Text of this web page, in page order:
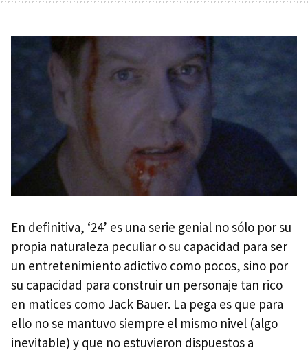
En definitiva, ‘24’ es una serie genial no sólo por su
propia naturaleza peculiar o su capacidad para ser
un entretenimiento adictivo como pocos, sino por
su capacidad para construir un personaje tan rico
en matices como Jack Bauer. La pega es que para
ello no se mantuvo siempre el mismo nivel (algo
inevitable) y que no estuvieron dispuestos a